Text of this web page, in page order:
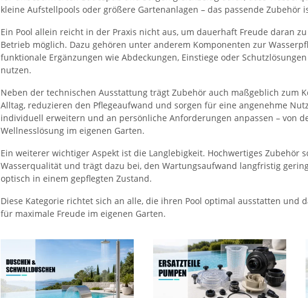
kleine Aufstellpools oder größere Gartenanlagen – das passende
Ein Pool allein reicht in der Praxis nicht aus, um dauerhaft Freude daran
Betrieb möglich. Dazu gehören unter anderem Komponenten zur
funktionale Ergänzungen wie Abdeckungen, Einstiege oder
nutzen.
Neben der technischen Ausstattung trägt Zubehör auch maßgeblich zum
Alltag, reduzieren den Pflegeaufwand und sorgen für eine angenehme
individuell erweitern und an persönliche Anforderungen anpassen – von
Wellnesslösung im eigenen Garten.
Ein weiterer wichtiger Aspekt ist die Langlebigkeit. Hochwertiges Zubehör
Wasserqualität und trägt dazu bei, den Wartungsaufwand langfristig
optisch in einem gepflegten Zustand.
Diese Kategorie richtet sich an alle, die ihren Pool optimal ausstatten und
für maximale Freude im eigenen Garten.